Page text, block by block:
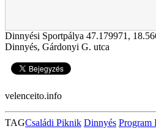
Dinnyési Sportpálya 47.179971 ,
Dinnyés, Gárdonyi G. utca
velenceito.info
TAGCsaládi Piknik Dinnyés Program